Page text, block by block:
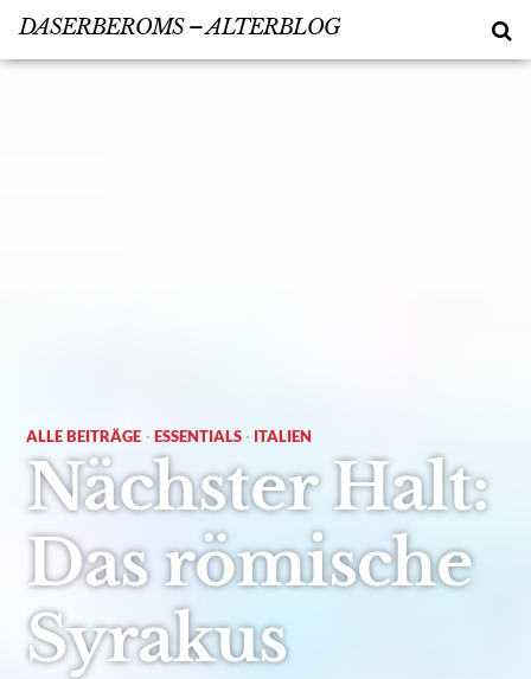
DASERBEROMS – ALTERBLOG
ALLE BEITRÄGE · ESSENTIALS · ITALIEN
Nächster Halt:
Das römische
Syrakus